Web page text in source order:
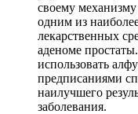
своему механизму
одним из
лекарственных
аденоме
использовать
предписаниями
наилучшего
заболевания.